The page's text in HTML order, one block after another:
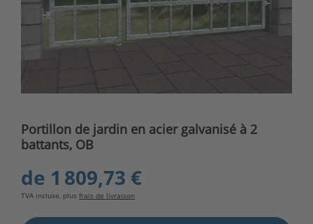
Portillon de jardin en acier galvanisé à 2
battants, OB
de 1 809,73 €
TVA incluse, plus frais de livraison